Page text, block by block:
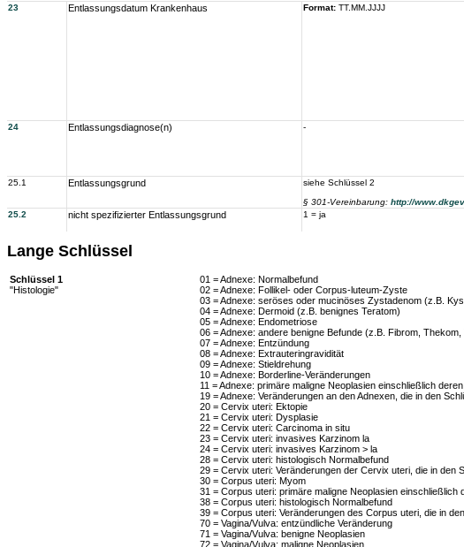
23 Entlassungsdatum Krankenhaus Format: TT.MM.JJJJ
24 Entlassungsdiagnose(n) -
25.1 Entlassungsgrund
siehe Schlüssel 2
§ 301-Vereinbarung: http://
25.2 nicht spezifizierter Entlassungsgrund 1 = ja
Lange Schlüssel
Schlüssel 1
"Histologie"
01 = Adnexe: Normalbefund
02 = Adnexe: Follikel- oder Corpus-luteum-Zyste
03 = Adnexe: seröses oder mucinöses Zystadenom (z.B.
04 = Adnexe: Dermoid (z.B. benignes Teratom)
05 = Adnexe: Endometriose
06 = Adnexe: andere benigne Befunde (z.B. Fibrom,
07 = Adnexe: Entzündung
08 = Adnexe: Extrauteringravidität
09 = Adnexe: Stieldrehung
10 = Adnexe: Borderline-Veränderungen
11 = Adnexe: primäre maligne Neoplasien einschließlich
19 = Adnexe: Veränderungen an den Adnexen, die in den
20 = Cervix uteri: Ektopie
21 = Cervix uteri: Dysplasie
22 = Cervix uteri: Carcinoma in situ
23 = Cervix uteri: invasives Karzinom la
24 = Cervix uteri: invasives Karzinom > la
28 = Cervix uteri: histologisch Normalbefund
29 = Cervix uteri: Veränderungen der Cervix uteri, die in den
30 = Corpus uteri: Myom
31 = Corpus uteri: primäre maligne Neoplasien einschließlich
38 = Corpus uteri: histologisch Normalbefund
39 = Corpus uteri: Veränderungen des Corpus uteri, die in
70 = Vagina/Vulva: entzündliche Veränderung
71 = Vagina/Vulva: benigne Neoplasien
72 = Vagina/Vulva: maligne Neoplasien